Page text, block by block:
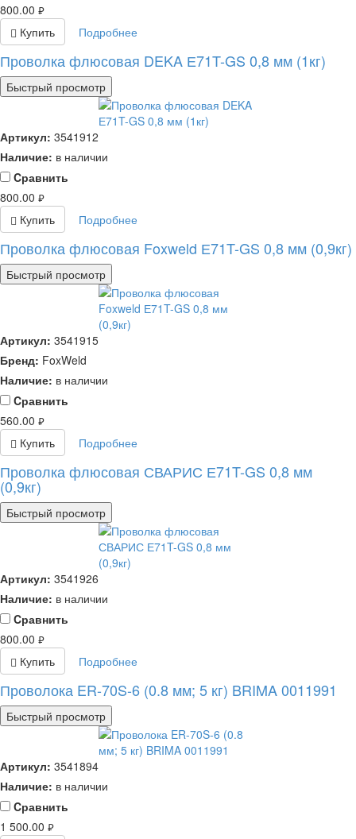
800.00 руб.
Купить Подробнее
Проволка флюсовая DEKA Е71T-GS 0,8 мм (1кг)
Быстрый просмотр
Артикул: 3541912
Наличие: в наличии
Cравнить
800.00 руб.
Купить Подробнее
Проволка флюсовая Foxweld Е71T-GS 0,8 мм (0,9кг)
Быстрый просмотр
Артикул: 3541915
Бренд: FoxWeld
Наличие: в наличии
Cравнить
560.00 руб.
Купить Подробнее
Проволка флюсовая СВАРИС Е71T-GS 0,8 мм
(0,9кг)
Быстрый просмотр
Артикул: 3541926
Наличие: в наличии
Cравнить
800.00 руб.
Купить Подробнее
Проволока ER-70S-6 (0.8 мм; 5 кг) BRIMA 0011991
Быстрый просмотр
Артикул: 3541894
Наличие: в наличии
Cравнить
1 500.00 руб.